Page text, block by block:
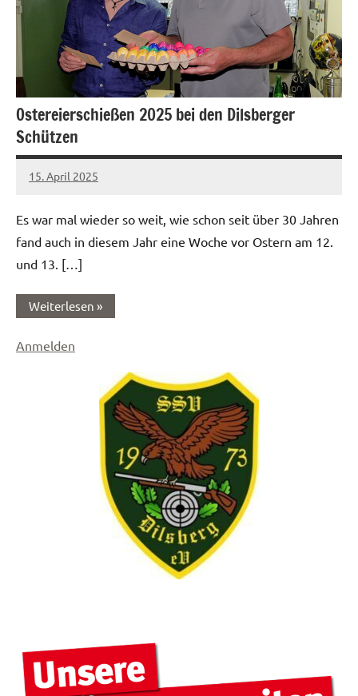
Ostereierschießen 2025 bei den Dilsberger
Schützen
15. April 2025
Sandra
Es war mal wieder so weit, wie schon seit über 30 Jahren
fand auch in diesem Jahr eine Woche vor Ostern am 12.
und 13. […]
Weiterlesen
Ostereierschießen
Anmelden